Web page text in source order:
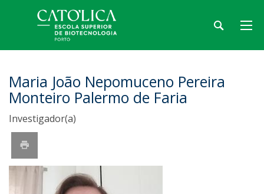
Maria João Nepomuceno Pereira
Monteiro Palermo de Faria
Investigador(a)